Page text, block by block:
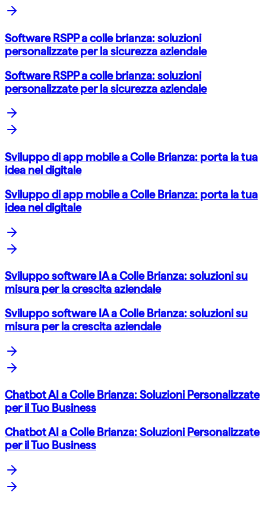
Software RSPP a colle brianza: soluzioni
personalizzate per la sicurezza aziendale
Software RSPP a colle brianza: soluzioni
personalizzate per la sicurezza aziendale
Sviluppo di app mobile a Colle Brianza: porta la tua
idea nel digitale
Sviluppo di app mobile a Colle Brianza: porta la tua
idea nel digitale
Sviluppo software IA a Colle Brianza: soluzioni su
misura per la crescita aziendale
Sviluppo software IA a Colle Brianza: soluzioni su
misura per la crescita aziendale
Chatbot AI a Colle Brianza: Soluzioni Personalizzate
per il Tuo Business
Chatbot AI a Colle Brianza: Soluzioni Personalizzate
per il Tuo Business